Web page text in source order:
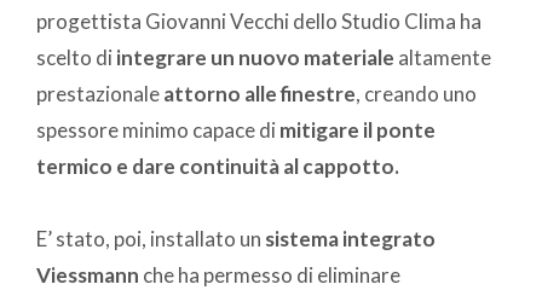
progettista Giovanni Vecchi dello Studio Clima ha
scelto di integrare un nuovo materiale altamente
prestazionaleattorno alle finestre, creando uno
spessore minimo capace di mitigare il ponte
termico e dare continuità al cappotto.
E’ stato, poi, installato un sistema integrato
Viessmann che ha permesso di eliminare